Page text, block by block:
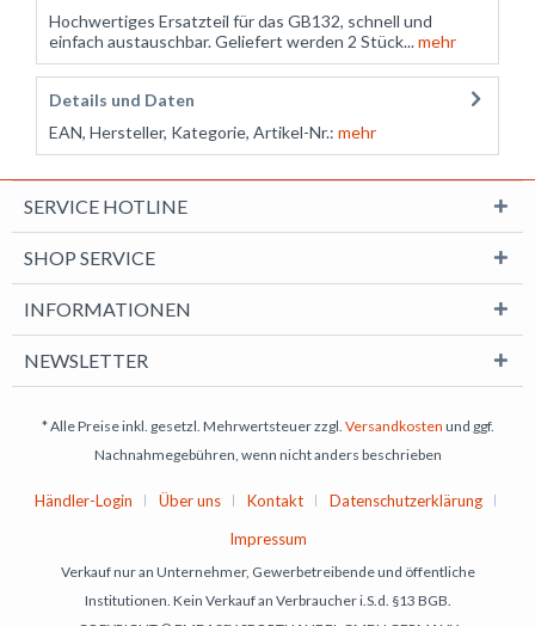
Hochwertiges Ersatzteil für das GB132, schnell und
einfach austauschbar. Geliefert werden 2 Stück...mehr
Details und Daten
EAN, Hersteller, Kategorie, Artikel-Nr.: mehr
SERVICE HOTLINE
SHOP SERVICE
INFORMATIONEN
NEWSLETTER
* Alle Preise inkl. gesetzl. Mehrwertsteuer zzgl. Versandkosten und ggf.
Nachnahmegebühren, wenn nicht anders beschrieben
Händler-Login Über uns Kontakt
Datenschutzerklärung
Impressum
Verkauf nur an Unternehmer, Gewerbetreibende und öffentliche
Institutionen. Kein Verkauf an Verbraucher i.S.d. §13 BGB.